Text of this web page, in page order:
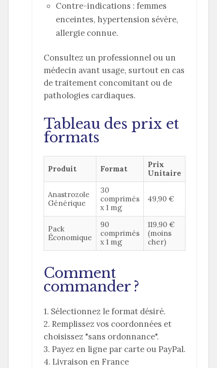
Contre-indications : femmes
enceintes, hypertension sévère,
allergie connue.
Consultez un professionnel ou un
médecin avant usage, surtout en cas
de traitement concomitant ou de
pathologies cardiaques.
Tableau des prix et
formats
Produit Format
Prix
Unitaire
Anastrozole
Générique
30
comprimés
x 1 mg
49,90 €
Pack
Économique
90
comprimés
x 1 mg
119,90 €
(moins
cher)
Comment
commander ?
1. Sélectionnez le format désiré.
2. Remplissez vos coordonnées et
choisissez "sans ordonnance".
3. Payez en ligne par carte ou PayPal.
4. Livraison en France